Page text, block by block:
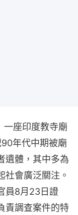
座印度教寺廟
年代中期被廟
遺體，其中多為
社會廣泛關注。
員8月23日證
責調查案件的特